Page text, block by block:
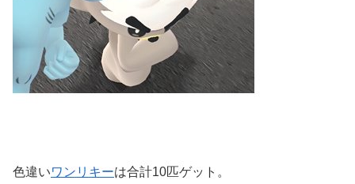
色違いワンリキーは合計10匹ゲット。